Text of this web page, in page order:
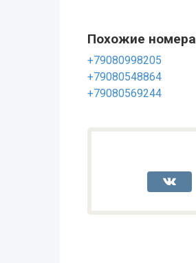
Похожие номера
+79080998205
+79080548864
+79080569244